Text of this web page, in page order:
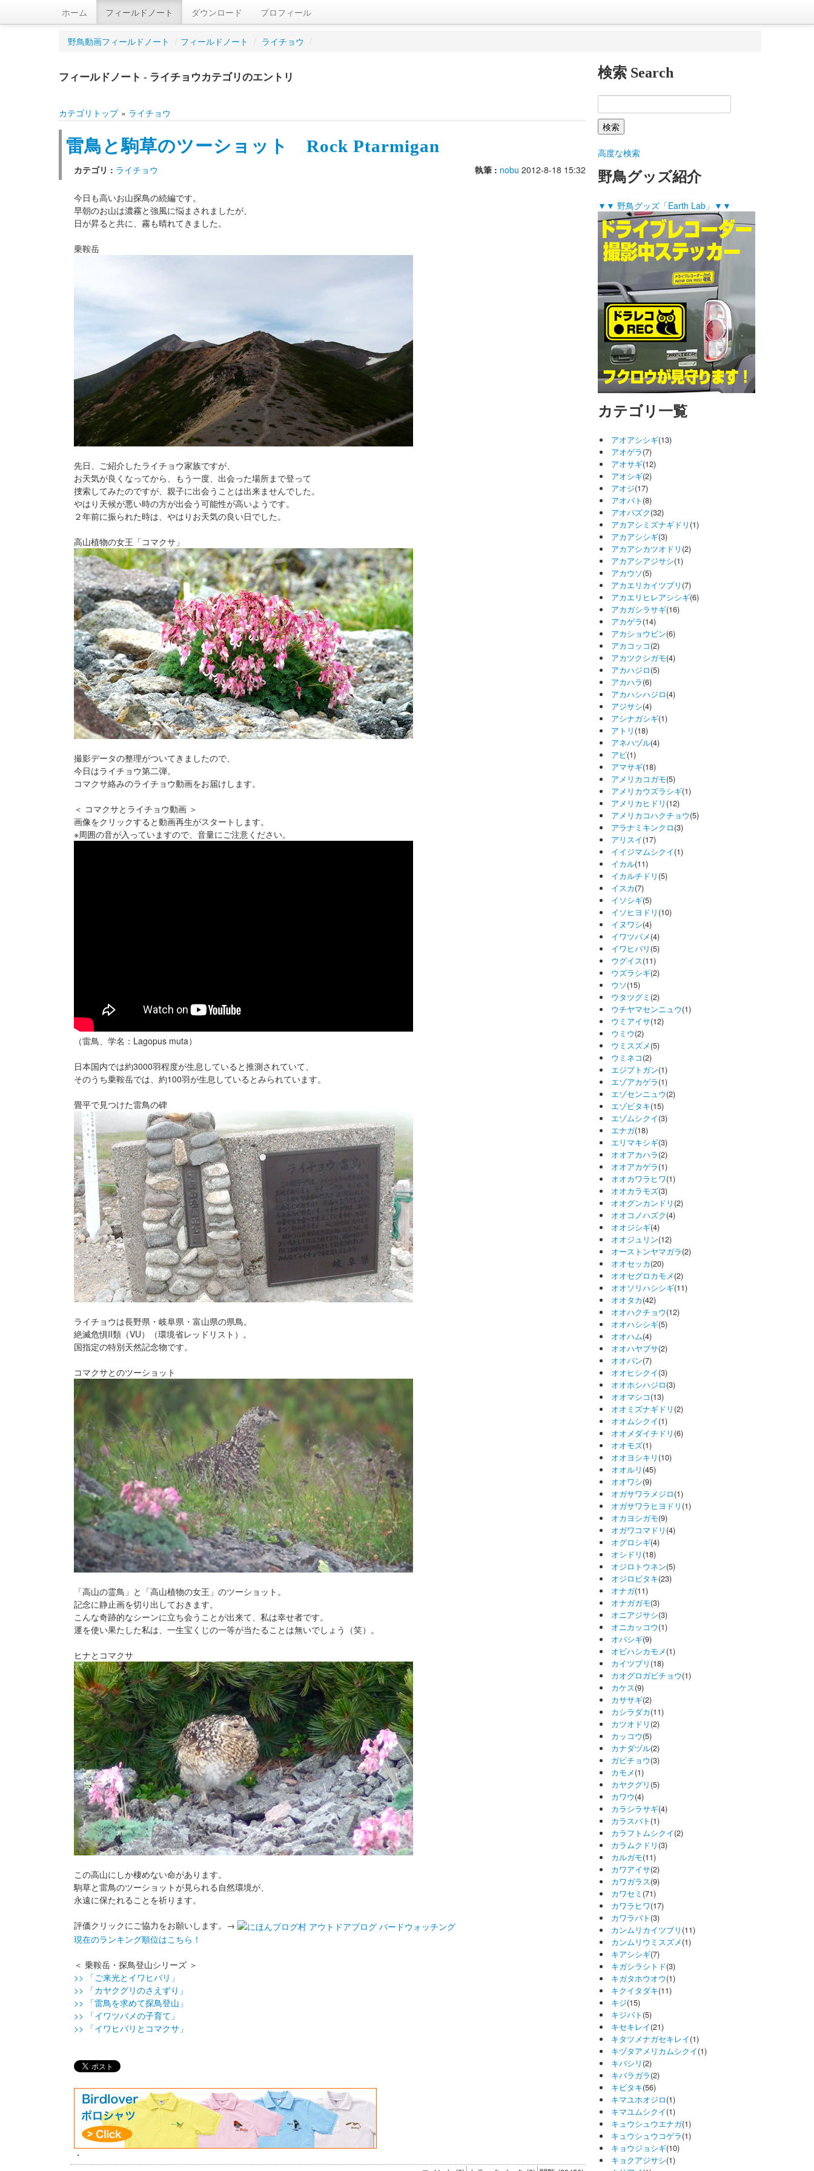
ホーム フィールドノート ダウンロード プロフィール
野鳥動画フィールドノート / フィールドノート / ライチョウ /
フィールドノート - ライチョウカテゴリのエントリ
カテゴリトップ » ライチョウ
雷鳥と駒草のツーショット Rock Ptarmigan
カテゴリ : ライチョウ 執筆 : nobu 2012-8-18 15:32
今日も高いお山探鳥の続編です。
早朝のお山は濃霧と強風に悩まされましたが、
日が昇ると共に、霧も晴れてきました。
乗鞍岳
先日、ご紹介したライチョウ家族ですが、
お天気が良くなってから、もう一度、出会った場所まで登って
捜索してみたのですが、親子に出会うことは出来ませんでした。
やはり天候が悪い時の方が出会う可能性が高いようです。
２年前に振られた時は、やはりお天気の良い日でした。
高山植物の女王「コマクサ」
撮影データの整理がついてきましたので、
今日はライチョウ第二弾。
コマクサ絡みのライチョウ動画をお届けします。
＜ コマクサとライチョウ動画 ＞
画像をクリックすると動画再生がスタートします。
※周囲の音が入っていますので、音量にご注意ください。
（雷鳥、学名：Lagopus muta）
日本国内では約3000羽程度が生息していると推測されていて、
そのうち乗鞍岳では、約100羽が生息しているとみられています。
畳平で見つけた雷鳥の碑
ライチョウは長野県・岐阜県・富山県の県鳥。
絶滅危惧II類（VU）（環境省レッドリスト）。
国指定の特別天然記念物です。
コマクサとのツーショット
「高山の霊鳥」と「高山植物の女王」のツーショット。
記念に静止画を切り出しておきます。
こんな奇跡的なシーンに立ち会うことが出来て、私は幸せ者です。
運を使い果たした私は、一生宝くじの一等が当たることは無いでしょう（笑）。
ヒナとコマクサ
この高山にしか棲めない命があります。
駒草と雷鳥のツーショットが見られる自然環境が、
永遠に保たれることを祈ります。
評価クリックにご協力をお願いします。→
現在のランキング順位はこちら！
＜ 乗鞍岳・探鳥登山シリーズ ＞
>> 「ご来光とイワヒバリ」
>> 「カヤクグリのさえずり」
>> 「雷鳥を求めて探鳥登山」
>> 「イワツバメの子育て」
>> 「イワヒバリとコマクサ」
・
検索 Search
高度な検索
野鳥グッズ紹介
▼▼ 野鳥グッズ「Earth Lab」▼▼
カテゴリ一覧
アオアシシギ(13)
アオゲラ(7)
アオサギ(12)
アオシギ(2)
アオジ(17)
アオバト (8)
アオバズク(32)
アカアシミズナギドリ (1)
アカアシシギ(3)
アカアシカツオドリ (2)
アカアシアジサシ(1)
アカウソ(5)
アカエリカイツブリ (7)
アカエリヒレアシシギ(6)
アカガシラサギ(16)
アカゲラ(14)
アカショウビン(6)
アカコッコ(2)
アカツクシガモ(4)
アカハジロ(5)
アカハラ(6)
アカハシハジロ(4)
アジサシ(4)
アシナガシギ(1)
アトリ (18)
アネハヅル(4)
アビ(1)
アマサギ(18)
アメリカコガモ(5)
アメリカウズラシギ(1)
アメリカヒドリ (12)
アメリカコハクチョウ(5)
アラナミキンクロ(3)
アリスイ(17)
イイジマムシクイ(1)
イカル(11)
イカルチドリ (5)
イスカ(7)
イソシギ(5)
イソヒヨドリ (10)
イヌワシ(4)
イワツバメ(4)
イワヒバリ (5)
ウグイス(11)
ウズラシギ(2)
ウソ(15)
ウタツグミ (2)
ウチヤマセンニュウ(1)
ウミアイサ(12)
ウミウ(2)
ウミスズメ(5)
ウミネコ(2)
エジプトガン(1)
エゾアカゲラ(1)
エゾセンニュウ(2)
エゾビタキ(15)
エゾムシクイ(3)
エナガ(18)
エリマキシギ(3)
オオアカハラ(2)
オオアカゲラ(1)
オオカワラヒワ(1)
オオカラモズ(3)
オオグンカンドリ (2)
オオコノハズク(4)
オオジシギ(4)
オオジュリン(12)
オーストンヤマガラ(2)
オオセッカ(20)
オオセグロカモメ(2)
オオソリハシシギ(11)
オオタカ(42)
オオハクチョウ(12)
オオハシシギ(5)
オオハム(4)
オオハヤブサ(2)
オオバン(7)
オオヒシクイ(3)
オオホシハジロ(3)
オオマシコ(13)
オオミズナギドリ (2)
オオムシクイ(1)
オオメダイチドリ (6)
オオモズ(1)
オオヨシキリ (10)
オオルリ (45)
オオワシ(9)
オガサワラメジロ(1)
オガサワラヒヨドリ (1)
オカヨシガモ(9)
オガワコマドリ (4)
オグロシギ(4)
オシドリ (18)
オジロトウネン(5)
オジロビタキ(23)
オナガ(11)
オナガガモ(3)
オニアジサシ(3)
オニカッコウ(1)
オバシギ(9)
オビハシカモメ(1)
カイツブリ (18)
カオグロガビチョウ(1)
カケス(9)
カササギ(2)
カシラダカ(11)
カツオドリ (2)
カッコウ(5)
カナダヅル(2)
ガビチョウ(3)
カモメ(1)
カヤクグリ (5)
カワウ(4)
カラシラサギ(4)
カラスバト (1)
カラフトムシクイ(2)
カラムクドリ (3)
カルガモ(11)
カワアイサ(2)
カワガラス(9)
カワセミ (71)
カワラヒワ(17)
カワラバト (3)
カンムリカイツブリ (11)
カンムリウミスズメ(1)
キアシシギ(7)
キガシラシトド(3)
キガタホウオウ(1)
キクイタダキ(11)
キジ(15)
キジバト (5)
キセキレイ(21)
キタツメナガセキレイ(1)
キヅタアメリカムシクイ(1)
キバシリ (2)
キバラガラ(2)
キビタキ(56)
キマユホオジロ(1)
キマユムシクイ(1)
キュウシュウエナガ(1)
キュウシュウコゲラ(1)
キョウジョシギ(10)
キョクアジサシ(1)